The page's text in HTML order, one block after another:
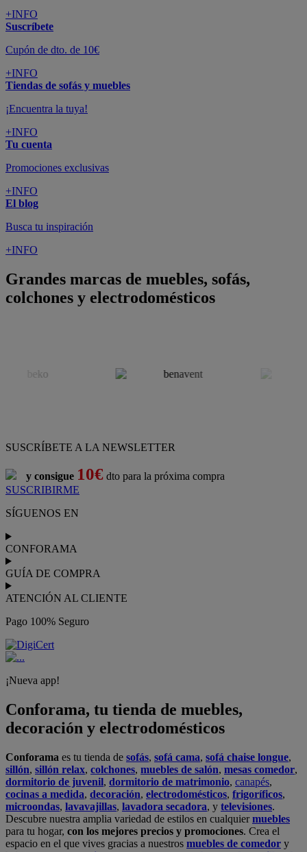
+INFO
Suscríbete
Cupón de dto. de 10€
+INFO
Tiendas de sofás y muebles
¡Encuentra la tuya!
+INFO
Tu cuenta
Promociones exclusivas
+INFO
El blog
Busca tu inspiración
+INFO
Grandes marcas de muebles, sofás,
colchones y electrodomésticos
SUSCRÍBETE A LA NEWSLETTER
y consigue 10€ dto para la próxima compra
SUSCRIBIRME
SÍGUENOS EN
CONFORAMA
GUÍA DE COMPRA
ATENCIÓN AL CLIENTE
Pago 100% Seguro
¡Nueva app!
Conforama, tu tienda de muebles,
decoración y electrodomésticos
Conforama es tu tienda de sofás, sofá cama, sofá chaise longue,
sillón, sillón relax, colchones, muebles de salón, mesas comedor,
dormitorio de juvenil, dormitorio de matrimonio, canapés,
cocinas a medida, decoración, electrodomésticos, frigoríficos,
microondas, lavavajillas, lavadora secadora, y televisiones.
Descubre nuestra amplia variedad de estilos en cualquiermuebles
para tu hogar, con los mejores precios y promociones. Crea el
espacio en el que vives gracias a nuestros muebles de comedor y